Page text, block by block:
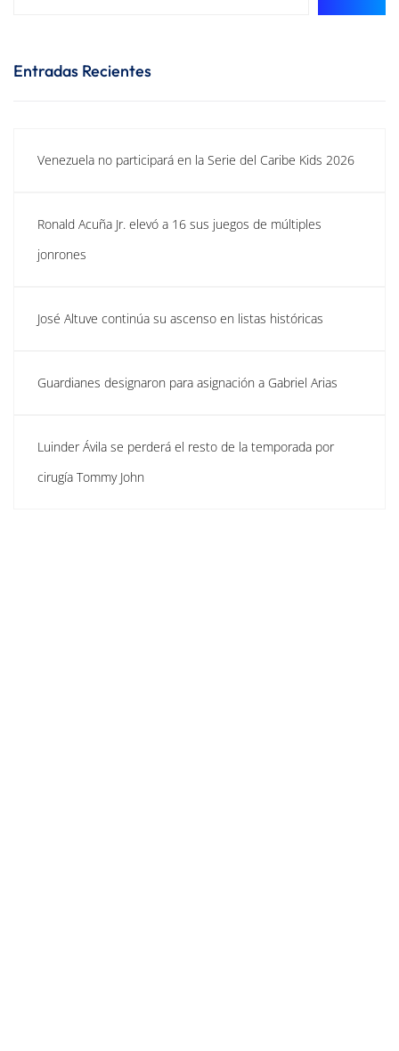
Entradas Recientes
Venezuela no participará en la Serie del Caribe Kids 2026
Ronald Acuña Jr. elevó a 16 sus juegos de múltiples
jonrones
José Altuve continúa su ascenso en listas históricas
Guardianes designaron para asignación a Gabriel Arias
Luinder Ávila se perderá el resto de la temporada por
cirugía Tommy John